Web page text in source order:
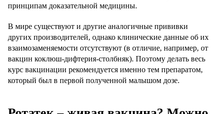
принципам доказательной медицины.
В мире существуют и другие аналогичные прививки
других производителей, однако клинические данные об их
взаимозаменяемости отсутствуют (в отличие, например, от
вакцин коклюш-дифтерия-столбняк). Поэтому делать весь
курс вакцинации рекомендуется именно тем препаратом,
который был в первой полученной малышом дозе.